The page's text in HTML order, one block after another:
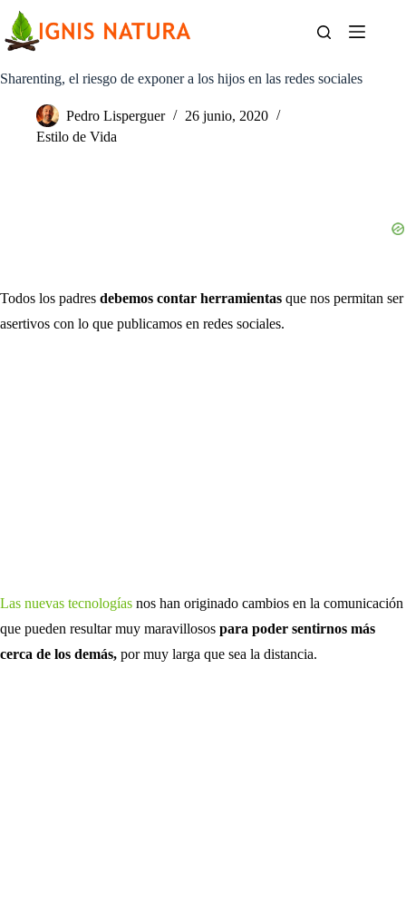
contenido
Sharenting, el riesgo de exponer a los hijos en las redes sociales
Pedro Lisperguer
26 junio, 2020
Estilo de Vida
Todos los padres debemos contar herramientas que nos permitan ser
asertivos con lo que publicamos en redes sociales.
Las nuevas tecnologías nos han originado cambios en la comunicación
que pueden resultar muy maravillosos para poder sentirnos más
cerca de los demás, por muy larga que sea la distancia.